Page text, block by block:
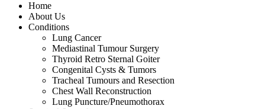
Home
About Us
Conditions
Lung Cancer
Mediastinal Tumour Surgery
Thyroid Retro Sternal Goiter
Congenital Cysts & Tumors
Tracheal Tumours and Resection
Chest Wall Reconstruction
Lung Puncture/Pneumothorax